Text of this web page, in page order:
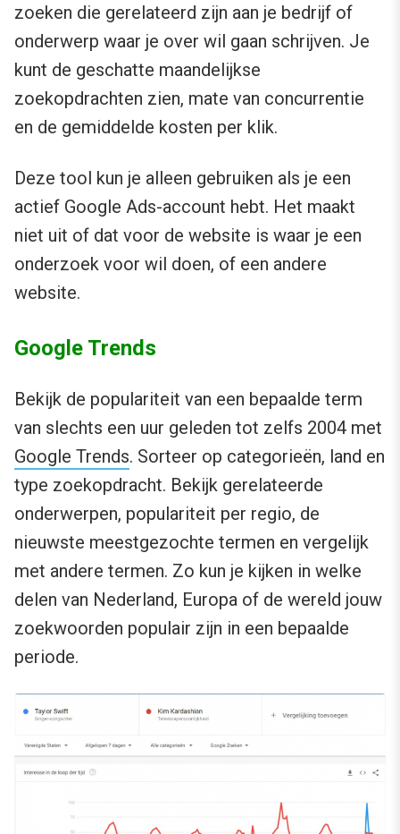
zoeken die gerelateerd zijn aan je bedrijf of
onderwerp waar je over wil gaan schrijven. Je
kunt de geschatte maandelijkse
zoekopdrachten zien, mate van concurrentie
en de gemiddelde kosten per klik.
Deze tool kun je alleen gebruiken als je een
actief Google Ads-account hebt. Het maakt
niet uit of dat voor de website is waar je een
onderzoek voor wil doen, of een andere
website.
Google Trends
Bekijk de populariteit van een bepaalde term
van slechts een uur geleden tot zelfs 2004 met
Google Trends. Sorteer op categorieën, land en
type zoekopdracht. Bekijk gerelateerde
onderwerpen, populariteit per regio, de
nieuwste meestgezochte termen en vergelijk
met andere termen. Zo kun je kijken in welke
delen van Nederland, Europa of de wereld jouw
zoekwoorden populair zijn in een bepaalde
periode.